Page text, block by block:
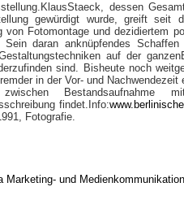
dessen
gewürdigt wurde, greift
von Fotomontage und dezidiertem
Sein daran anknüpfendes
auf der
sind. Bisheute noch
in der Vor- und
Bestandsaufnahme
findet.Info:
Fotografie.
Marketing- und